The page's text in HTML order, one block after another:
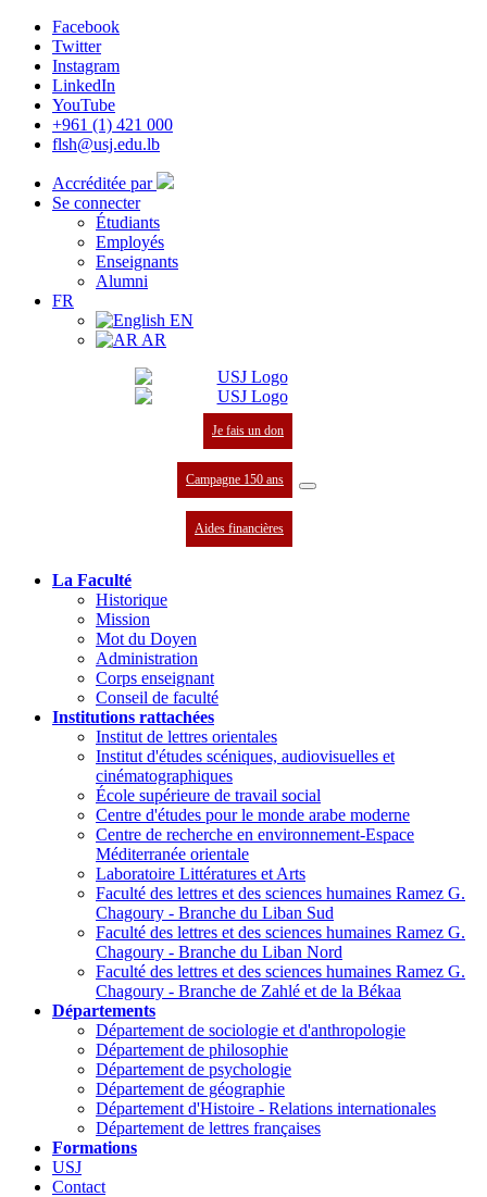
Facebook
Twitter
Instagram
LinkedIn
YouTube
+961 (1) 421 000
flsh@usj.edu.lb
Accréditée par
Se connecter
Étudiants
Employés
Enseignants
Alumni
FR
EN
AR
Je fais un don
Campagne 150 ans
Aides financières
La Faculté
Historique
Mission
Mot du Doyen
Administration
Corps enseignant
Conseil de faculté
Institutions rattachées
Institut de lettres orientales
Institut d'études scéniques, audiovisuelles et
cinématographiques
École supérieure de travail social
Centre d'études pour le monde arabe moderne
Centre de recherche en environnement-Espace
Méditerranée orientale
Laboratoire Littératures et Arts
Faculté des lettres et des sciences humaines Ramez G.
Chagoury - Branche du Liban Sud
Faculté des lettres et des sciences humaines Ramez G.
Chagoury - Branche du Liban Nord
Faculté des lettres et des sciences humaines Ramez G.
Chagoury - Branche de Zahlé et de la Békaa
Départements
Département de sociologie et d'anthropologie
Département de philosophie
Département de psychologie
Département de géographie
Département d'Histoire - Relations internationales
Département de lettres françaises
Formations
USJ
Contact